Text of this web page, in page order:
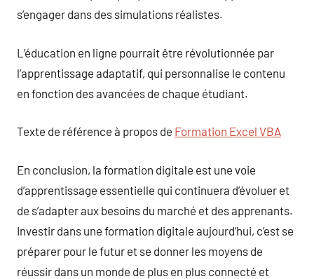
s’engager dans des simulations réalistes.
L’éducation en ligne pourrait être révolutionnée par
l’apprentissage adaptatif, qui personnalise le contenu
en fonction des avancées de chaque étudiant.
Texte de référence à propos de Formation Excel VBA
En conclusion, la formation digitale est une voie
d’apprentissage essentielle qui continuera d’évoluer et
de s’adapter aux besoins du marché et des apprenants.
Investir dans une formation digitale aujourd’hui, c’est se
préparer pour le futur et se donner les moyens de
réussir dans un monde de plus en plus connecté et